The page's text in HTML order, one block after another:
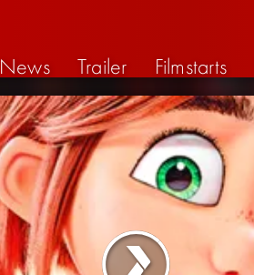
News Trailer Filmstarts